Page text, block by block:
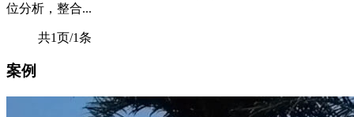
位分析，整合...
共1页/1条
案例